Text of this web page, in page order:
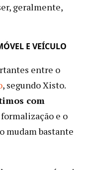
geralmente,
E VEÍCULO
entre o
, segundo Xisto.
com
e o
mudam bastante